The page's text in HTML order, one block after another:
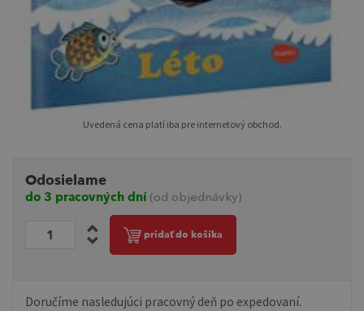
Uvedená cena platí iba pre internetový obchod.
Odosielame
do 3 pracovných dní (od objednávky)
pridať do košíka
Doručíme nasledujúci pracovný deň po expedovaní.